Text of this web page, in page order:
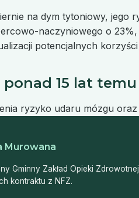
na dym tytoniowy,
naczyniowego o
potencjalnych
15 lat temu
ryzyko udaru mózgu
Murowana
Gminny Zakład Opieki
kontraktu z NFZ.